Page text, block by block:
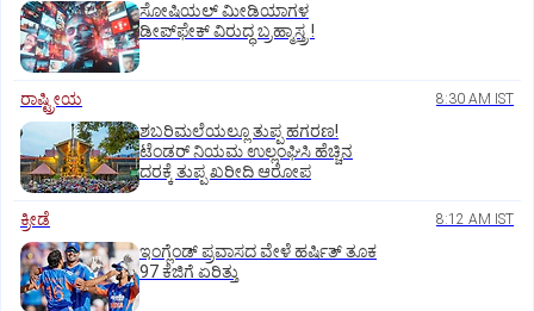
ಸೋಷಿಯಲ್‌ ಮೀಡಿಯಾಗಳ
ಡೀಪ್‌ಫೇಕ್‌ ವಿರುದ್ಧ ಬ್ರಹ್ಮಾಸ್ತ್ರ !
ರಾಷ್ಟ್ರೀಯ 8:30 AM IST
ಶಬರಿಮಲೆಯಲ್ಲೂ ತುಪ್ಪ ಹಗರಣ!
ಟೆಂಡರ್‌ ನಿಯಮ ಉಲ್ಲಂಘಿಸಿ ಹೆಚ್ಚಿನ
ದರಕ್ಕೆ ತುಪ್ಪ ಖರೀದಿ ಆರೋಪ
ಕ್ರೀಡೆ 8:12 AM IST
ಇಂಗ್ಲೆಂಡ್‌ ಪ್ರವಾಸದ ವೇಳೆ ಹರ್ಷಿತ್‌ ತೂಕ
97 ಕೆಜಿಗೆ ಏರಿತ್ತು